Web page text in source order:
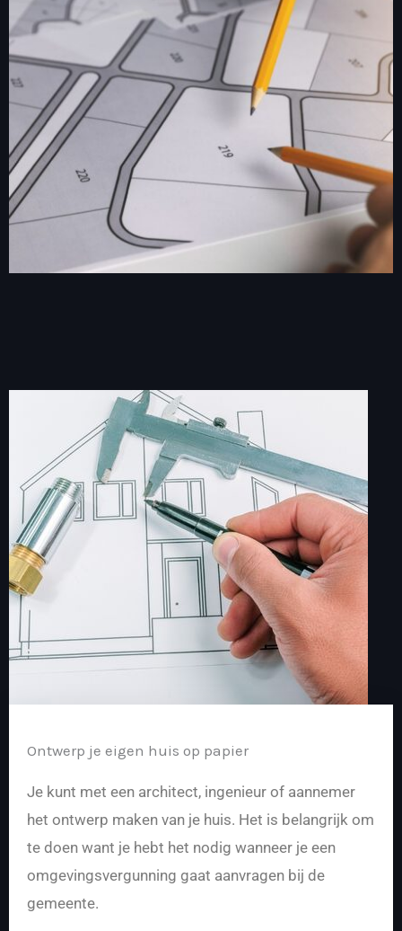
Ontwerp je eigen huis op papier
Je kunt met een architect, ingenieur of aannemer
het ontwerp maken van je huis. Het is belangrijk om
te doen want je hebt het nodig wanneer je een
omgevingsvergunning gaat aanvragen bij de
gemeente.